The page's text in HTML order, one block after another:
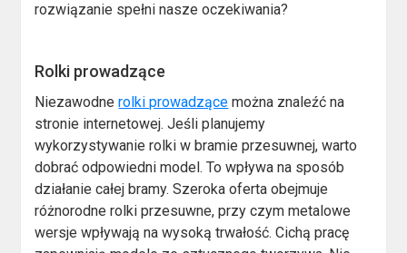
rozwiązanie spełni nasze oczekiwania?
Rolki prowadzące
Niezawodnerolki prowadzące można znaleźć na
stronie internetowej. Jeśli planujemy
wykorzystywanie rolki w bramie przesuwnej, warto
dobrać odpowiedni model. To wpływa na sposób
działanie całej bramy. Szeroka oferta obejmuje
różnorodne rolki przesuwne, przy czym metalowe
wersje wpływają na wysoką trwałość. Cichą pracę